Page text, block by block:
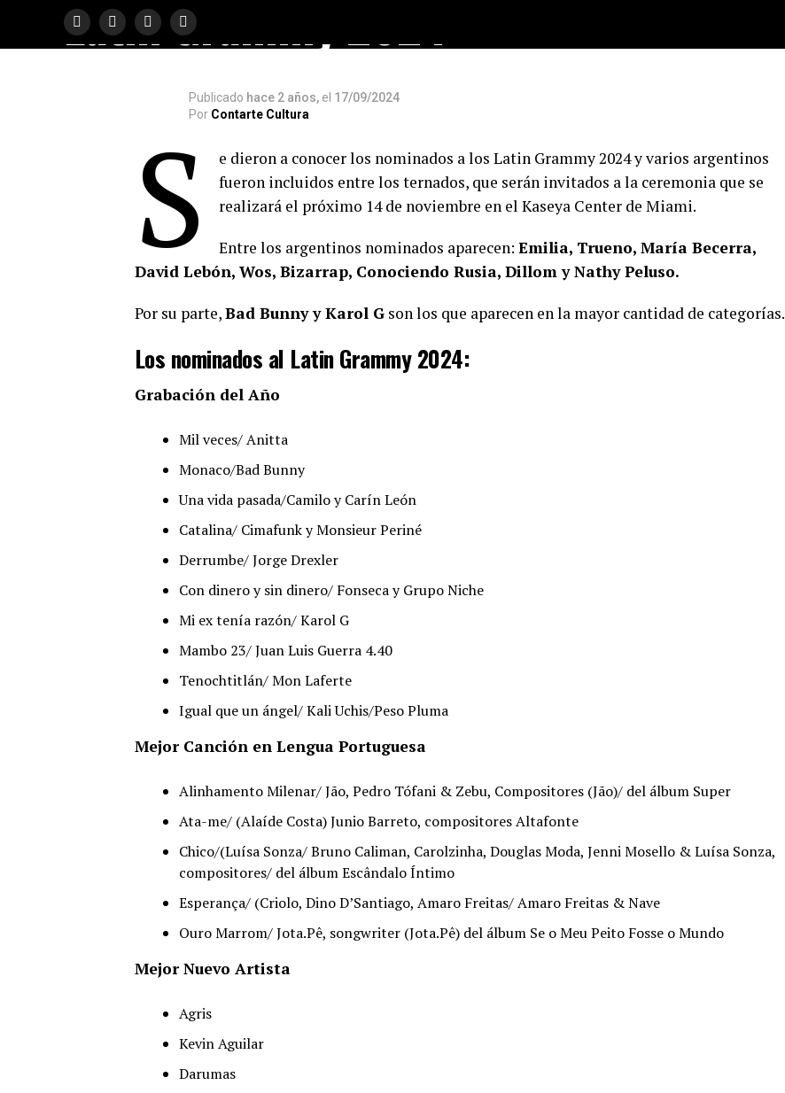
Latin Grammy 2024
Publicado hace 2 años, el 17/09/2024
Por Contarte Cultura
S
e dieron a conocer los nominados a los Latin Grammy 2024 y varios argentinos
fueron incluidos entre los ternados, que serán invitados a la ceremonia que se
realizará el próximo 14 de noviembre en el Kaseya Center de Miami.
Entre los argentinos nominados aparecen: Emilia, Trueno, María Becerra,
David Lebón, Wos, Bizarrap, Conociendo Rusia, Dillom y Nathy Peluso.
Por su parte,Bad Bunny y Karol G son los que aparecen en la mayor cantidad de categorías.
Los nominados al Latin Grammy 2024:
Grabación del Año
Mil veces/ Anitta
Monaco/Bad Bunny
Una vida pasada/Camilo y Carín León
Catalina/ Cimafunk y Monsieur Periné
Derrumbe/ Jorge Drexler
Con dinero y sin dinero/ Fonseca y Grupo Niche
Mi ex tenía razón/ Karol G
Mambo 23/ Juan Luis Guerra 4.40
Tenochtitlán/ Mon Laferte
Igual que un ángel/ Kali Uchis/Peso Pluma
Mejor Canción en Lengua Portuguesa
Alinhamento Milenar/ Jão, Pedro Tófani & Zebu, Compositores (Jão)/ del álbum Super
Ata-me/ (Alaíde Costa) Junio Barreto, compositores Altafonte
Chico/(Luísa Sonza/ Bruno Caliman, Carolzinha, Douglas Moda, Jenni Mosello & Luísa Sonza,
compositores/ del álbum Escândalo Íntimo
Esperança/ (Criolo, Dino D’Santiago, Amaro Freitas/ Amaro Freitas & Nave
Ouro Marrom/ Jota.Pê, songwriter (Jota.Pê) del álbum Se o Meu Peito Fosse o Mundo
Mejor Nuevo Artista
Agris
Kevin Aguilar
Darumas